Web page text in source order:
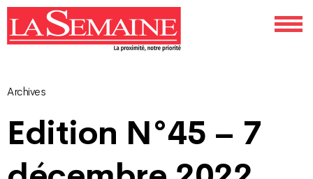
Archives
Edition N°45 – 7
Navigation
des
articles